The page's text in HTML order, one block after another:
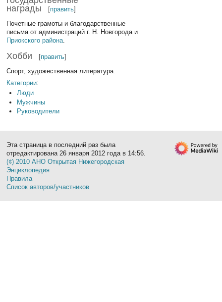
награды
[править]
Почетные грамоты и благодарственные
письма от администраций г. Н. Новгорода и
Приокского района
Хобби [править]
Спорт, художественная литература.
Категории:
Люди
Мужчины
Руководители
Эта страница в последний раз была
отредактирована 26 января 2012 года в 14:56.
(¢) 2010 АНО Открытая Нижегородская
Энциклопедия
Правила
Список авторов/участников